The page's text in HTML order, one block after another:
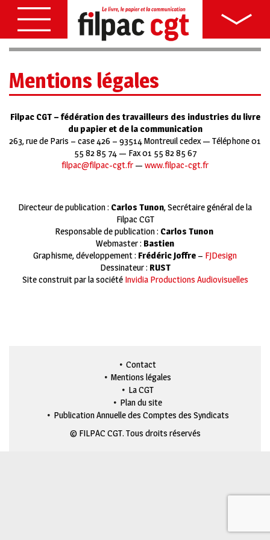
Mentions légales
Filpac CGT – fédération des travailleurs des industries du livre
du papier et de la communication
263, rue de Paris – case 426 – 93514 Montreuil cedex — Téléphone 01
55 82 85 74 — Fax 01 55 82 85 67
filpac@filpac-cgt.fr — www.filpac-cgt.fr
Directeur de publication : Carlos Tunon, Secrétaire général de la
Filpac CGT
Responsable de publication : Carlos Tunon
Webmaster : Bastien
Graphisme, développement : Frédéric Joffre – FJDesign
Dessinateur : RUST
Site construit par la sociétéInvidia Productions Audiovisuelles
Contact
Mentions légales
La CGT
Plan du site
Publication Annuelle des Comptes des Syndicats
© FILPAC CGT. Tous droits réservés